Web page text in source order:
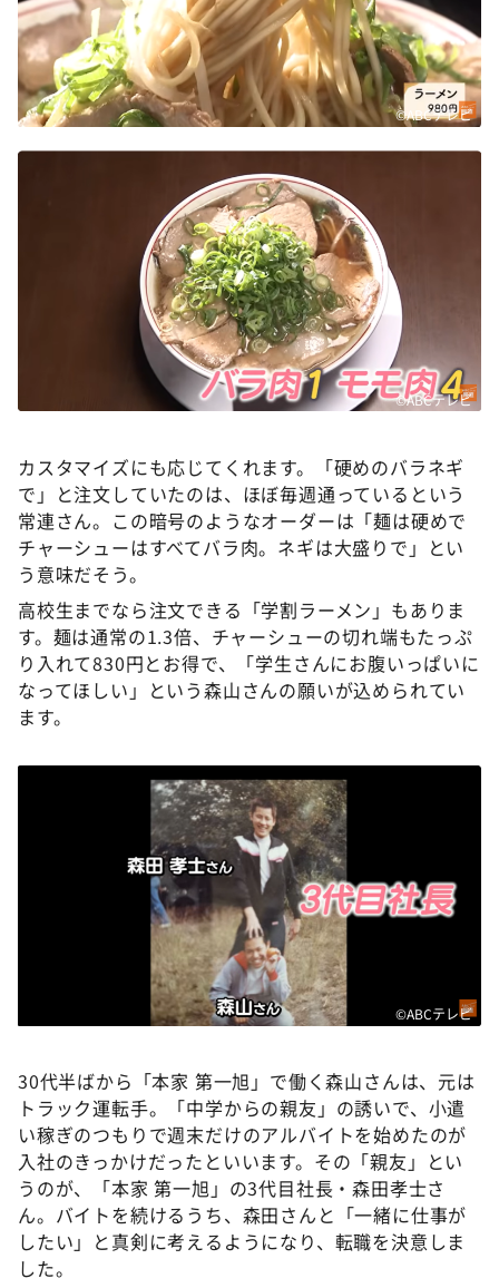
©ABCテレビ
©ABCテレビ
カスタマイズにも応じてくれます。「硬めのバラネギ
で」と注文していたのは、ほぼ毎週通っているという
常連さん。この暗号のようなオーダーは「麺は硬めで
チャーシューはすべてバラ肉。ネギは大盛りで」とい
う意味だそう。
高校生までなら注文できる「学割ラーメン」もありま
す。麺は通常の1.3倍、チャーシューの切れ端もたっぷ
り入れて830円とお得で、「学生さんにお腹いっぱいに
なってほしい」という森山さんの願いが込められてい
ます。
©ABCテレビ
30代半ばから「本家 第一旭」で働く森山さんは、元は
トラック運転手。「中学からの親友」の誘いで、小遣
い稼ぎのつもりで週末だけのアルバイトを始めたのが
入社のきっかけだったといいます。その「親友」とい
うのが、「本家 第一旭」の3代目社長・森田孝士さ
ん。バイトを続けるうち、森田さんと「一緒に仕事が
したい」と真剣に考えるようになり、転職を決意しま
した。